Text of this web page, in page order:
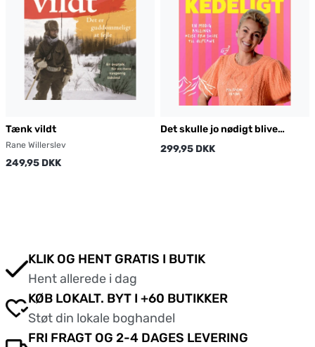
Tænk vildt
Rane Willerslev
249,95 DKK
Det skulle jo nødigt blive
kedeligt
299,95 DKK
KLIK OG HENT GRATIS I BUTIK
Hent allerede i dag
KØB LOKALT. BYT I +60 BUTIKKER
Støt din lokale boghandel
FRI FRAGT OG 2-4 DAGES LEVERING